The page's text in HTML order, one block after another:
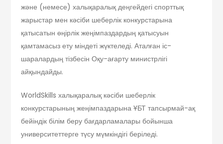
және (немесе) халықаралық деңгейдегі спорттық
жарыстар мен кәсіби шеберлік конкурстарына
қатысатын өңірлік жеңімпаздардың қатысуын
қамтамасыз ету міндеті жүктеледі. Аталған іс-
шаралардың тізбесін Оқу-ағарту министрлігі
айқындайды.
WorldSkills халықаралық кәсіби шеберлік
конкурстарының жеңімпаздарына ҰБТ тапсырмай-ақ
бейіндік білім беру бағдарламалары бойынша
университеттерге түсу мүмкіндігі беріледі.